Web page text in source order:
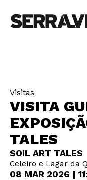
LOJA
PT | EN
BILHETES
AMIGOS
Visitas
VISITA
TALES
SOIL ART TALES
Celeiro e Lagar da
08 MAR 2026 |